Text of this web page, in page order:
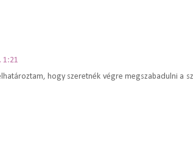
1:21
hogy szeretnék végre megszabadulni a